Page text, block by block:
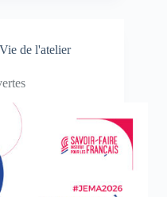
Vie de l'atelier